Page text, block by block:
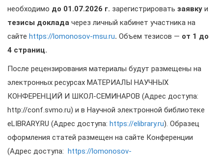
необходимо до 01.07.2026 г. зарегистрировать заявку и
тезисы доклада через личный кабинет участника на
сайте https://lomonosov-msu.ru. Объем тезисов — от 1 до
4 страниц.
После рецензирования материалы будут размещены на
электронных ресурсах МАТЕРИАЛЫ НАУЧНЫХ
КОНФЕРЕНЦИЙ И ШКОЛ-СЕМИНАРОВ (Адрес доступа:
http://conf.svmo.ru) и в Научной электронной библиотеке
eLIBRARY.RU (Адрес доступа: https://elibrary.ru). Образец
оформления статей размещен на сайте Конференции
(Адрес доступа: https://lomonosov-